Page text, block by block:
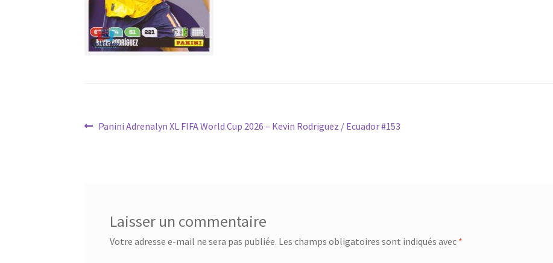
Navigation
Article
Panini Adrenalyn XL FIFA World Cup 2026 – Kevin Rodriguez / Ecuador #153
Laisser un commentaire
Votre adresse e-mail ne sera pas publiée. Les champs obligatoires sont indiqués avec *